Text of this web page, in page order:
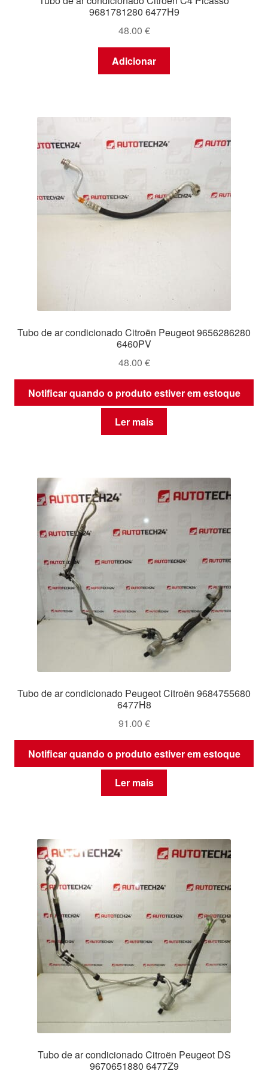
9681781280 6477H9
48.00 €
Adicionar
Tubo de ar condicionado Citroën Peugeot 9656286280
6460PV
48.00 €
Notificar quando o produto estiver em estoque
Ler mais
Tubo de ar condicionado Peugeot Citroën 9684755680
6477H8
91.00 €
Notificar quando o produto estiver em estoque
Ler mais
Tubo de ar condicionado Citroën Peugeot DS
9670651880 6477Z9